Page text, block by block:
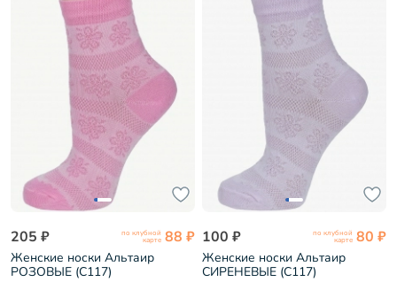
205 ₽ по клубной
карте 88 ₽
Женские носки Альтаир
РОЗОВЫЕ (С117)
100 ₽ по клубной
карте 80 ₽
Женские носки Альтаир
СИРЕНЕВЫЕ (С117)